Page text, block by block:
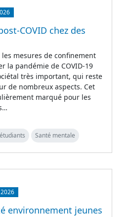
COVID chez des
mesures de confinement
la pandémie de COVID-19
très important, qui reste
de nombreux aspects. Cet
marqué pour les
Santé mentale
2026
environnement jeunes